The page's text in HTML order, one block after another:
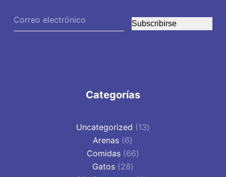
Subscribirse
Categorías
Uncategorized 1313
Arenas 66
productos
Comidas 6666
Gatos 2828